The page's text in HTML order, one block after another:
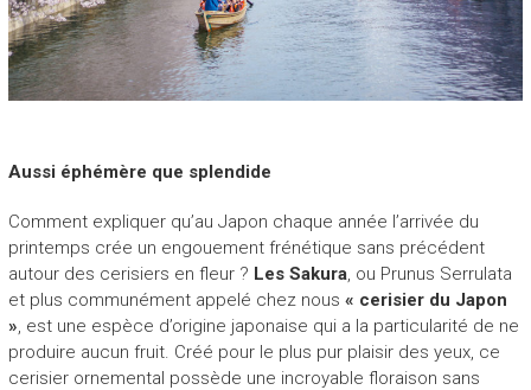
Aussi éphémère que splendide
Comment expliquer qu’au Japon chaque année l’arrivée du
printemps crée un engouement frénétique sans précédent
autour des cerisiers en fleur ? Les Sakura, ou Prunus Serrulata
et plus communément appelé chez nous « cerisier du Japon
», est une espèce d’origine japonaise qui a la particularité de ne
produire aucun fruit. Créé pour le plus pur plaisir des yeux, ce
cerisier ornemental possède une incroyable floraison sans